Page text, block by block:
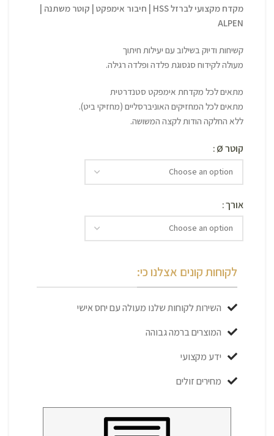
מקדח מקצועי לברזל HSS | חיבור אימפקט | קוטר משתנה |
ALPEN
קשיחות ודיוק בשילוב עם יעילות חיתוך
מעולה לקידוח סגסוגת פלדה ופלדה רגילה.
מתאים לכל מקדחת אימפקט סטנדרטית
מתאים לכל המחזיקים האוניברסליים (מחזיקי ביט).
ללא החלקה הודות לקצה המשושה.
קוטר Ø
אורך
לקוחות קונים אצלנו כי:
השירות לקוחות שלנו מעולה עם יחס אישי
המוצרים ברמה גבוהה
ידע מקצועי
מחירים זולים